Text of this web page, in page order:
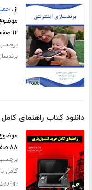
از:
۱۲ صفحه
دانلود کتاب راهنمای
۸۸ صفحه
کامل